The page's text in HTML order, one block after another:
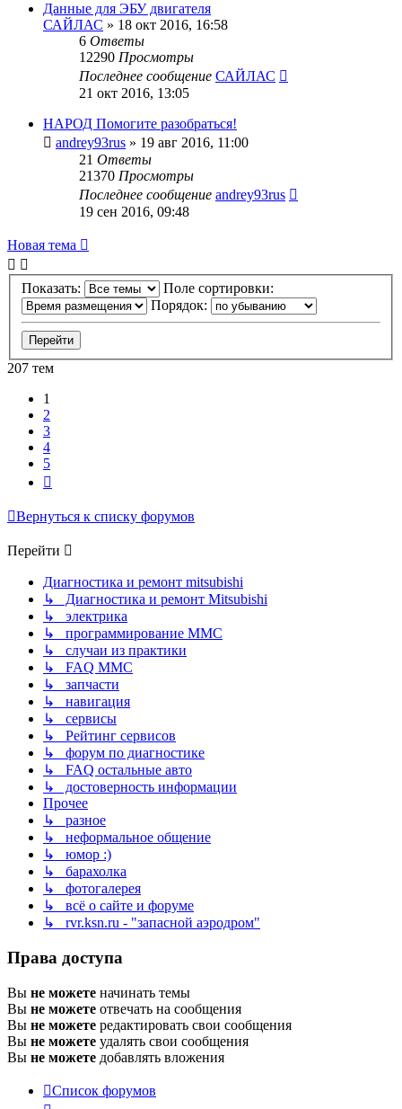
Данные для ЭБУ двигателя
САЙЛАС » 18 окт 2016, 16:58
6 Ответы
12290 Просмотры
Последнее сообщение САЙЛАС
21 окт 2016, 13:05
НАРОД Помогите разобраться!
andrey93rus » 19 авг 2016, 11:00
21 Ответы
21370 Просмотры
Последнее сообщение andrey93rus
19 сен 2016, 09:48
Новая тема
Показать:
Поле сортировки:
Порядок:
207 тем
1
2
3
4
5
Вернуться к списку форумов
Перейти
Диагностика и ремонт mitsubishi
↳ Диагностика и ремонт Mitsubishi
↳ электрика
↳ программирование MMC
↳ случаи из практики
↳ FAQ MMC
↳ запчасти
↳ навигация
↳ сервисы
↳ Рейтинг сервисов
↳ форум по диагностике
↳ FAQ остальные авто
↳ достоверность информации
Прочее
↳ разное
↳ неформальное общение
↳ юмор :)
↳ барахолка
↳ фотогалерея
↳ всё о сайте и форуме
↳ rvr.ksn.ru - "запасной аэродром"
Права доступа
Вы не можете начинать темы
Вы не можете отвечать на сообщения
Вы не можете редактировать свои сообщения
Вы не можете удалять свои сообщения
Вы не можете добавлять вложения
Список форумов